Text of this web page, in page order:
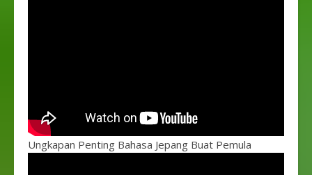
Ungkapan Penting Bahasa Jepang Buat Pemula